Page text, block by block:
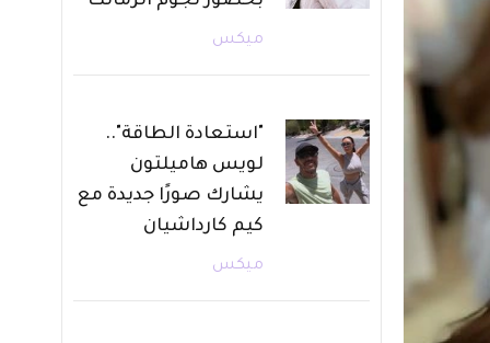
ميكس
"استعادة الطاقة"..
لويس هاميلتون
يشارك صورًا جديدة مع
كيم كارداشيان
ميكس